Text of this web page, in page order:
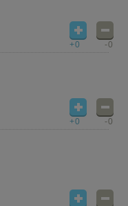
+0 -0
+0 -0